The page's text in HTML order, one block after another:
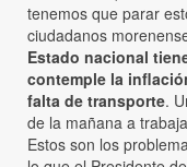
tenemos que parar
ciudadanos
Estado nacional
contemple la
falta de transporte.
de la mañana a
Estos son los